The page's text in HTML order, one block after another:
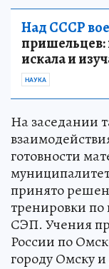
Над СССР
пришельцев:
искала и
НАУКА
На заседании
готовности
принято
тренировки по
СЭП. Учения
России по
городу Омску